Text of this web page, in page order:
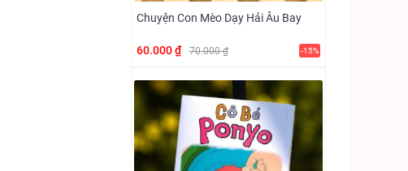
Chuyện Con Mèo Dạy Hải Âu Bay
60.000 ₫ 70.000 ₫ -15%